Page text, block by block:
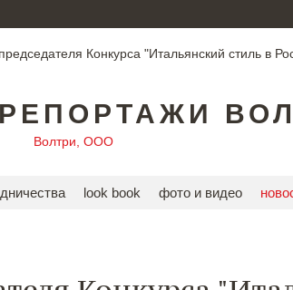
Конкурса "Итальянский стиль в
Волтри, ООО
look book фото и видео